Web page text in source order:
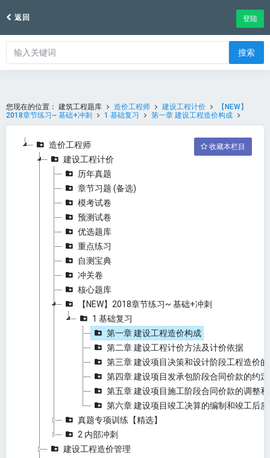
返回 登陆
搜索
您现在的位置： 建筑工程题库 造价工程师 建设工程计价
【NEW】
2018章节练习~ 基础+冲刺
1 基础复习 第一章 建设工程造价构成
收藏本栏目
造价工程师
建设工程计价
历年真题
章节习题 (备选)
模考试卷
预测试卷
优选题库
重点练习
自测宝典
冲关卷
核心题库
【NEW】2018章节练习~ 基础+冲刺
1 基础复习
第一章 建设工程造价构成
第二章 建设工程计价方法及计价依据
第三章 建设项目决策和设计阶段工程造价
第四章 建设项目发承包阶段合同价款的约定
第五章 建设项目施工阶段合同价款的调整
第六章 建设项目竣工决算的编制和竣工后
真题专项训练【精选】
2 内部冲刺
建设工程造价管理